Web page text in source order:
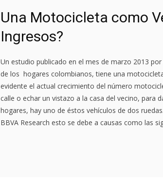
Una Motocicleta como
Ingresos?
Un estudio publicado en el mes de marzo 2013
de los hogares colombianos, tiene una
evidente el actual crecimiento del número
calle o echar un vistazo a la casa del vecino, para
hogares, hay uno de éstos vehículos de dos
BBVA Research esto se debe a causas como las